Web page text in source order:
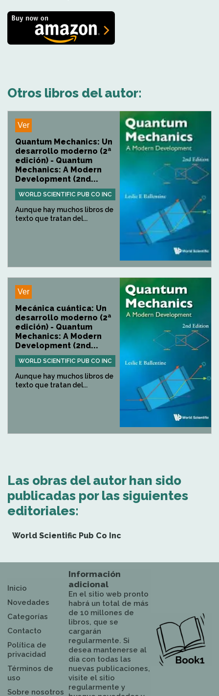
Otros libros del autor:
Ver
Quantum Mechanics: Un
desarrollo moderno (2ª
edición) - Quantum
Mechanics: A Modern
Development (2nd...
WORLD SCIENTIFIC PUB CO INC
Aunque hay muchos libros de
texto que tratan del...
Ver
Mecánica cuántica: Un
desarrollo moderno (2ª
edición) - Quantum
Mechanics: A Modern
Development (2nd...
WORLD SCIENTIFIC PUB CO INC
Aunque hay muchos libros de
texto que tratan del...
Las obras del autor han sido
publicadas por las siguientes
editoriales:
World Scientific Pub Co Inc
Inicio
Novedades
Categorías
Contacto
Política de
privacidad
Términos de
uso
Sobre nosotros
Información
adicional
En el sitio web pronto
habrá un total de más
de 10 millones de
libros, que se
cargarán
regularmente. Si
desea mantenerse al
día con todas las
nuevas publicaciones,
visite el sitio
regularmente y